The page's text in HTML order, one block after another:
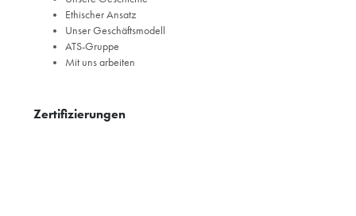
Ethischer Ansatz
Unser Geschäftsmodell
ATS-Gruppe
Mit uns arbeiten
Zertifizierungen